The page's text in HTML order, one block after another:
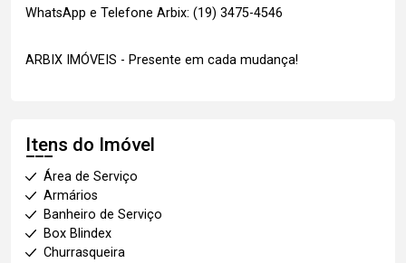
WhatsApp e Telefone Arbix: (19) 3475-4546
ARBIX IMÓVEIS - Presente em cada mudança!
Itens do Imóvel
Área de Serviço
Armários
Banheiro de Serviço
Box Blindex
Churrasqueira